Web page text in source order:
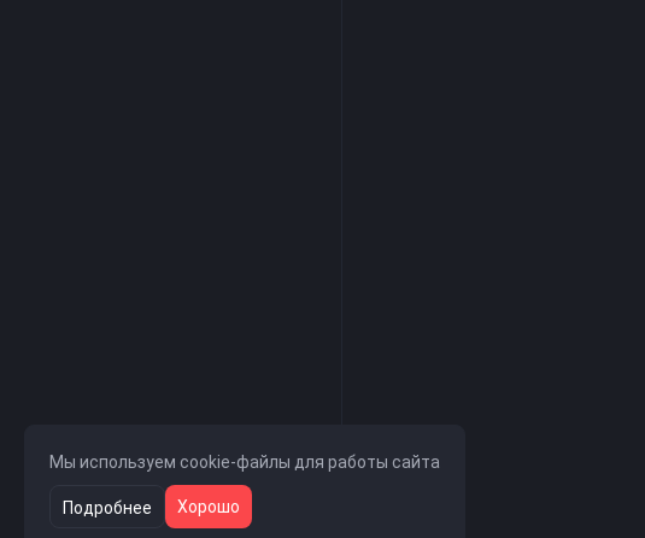
Мы используем cookie-файлы для работы сайта
Подробнее Хорошо